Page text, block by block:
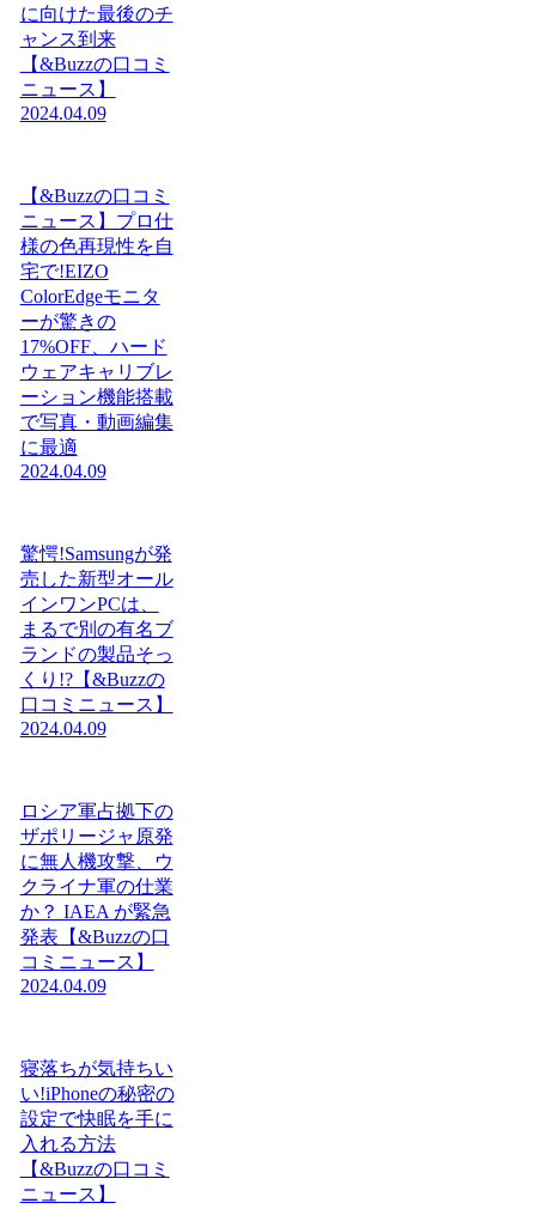
に向けた最後のチ
ャンス到来
【&Buzzの口コミ
ニュース】
2024.04.09
【&Buzzの口コミ
ニュース】プロ仕
様の色再現性を自
宅で!EIZO
ColorEdgeモニタ
ーが驚きの
17%OFF、ハード
ウェアキャリブレ
ーション機能搭載
で写真・動画編集
に最適
2024.04.09
驚愕!Samsungが発
売した新型オール
インワンPCは、
まるで別の有名ブ
ランドの製品そっ
くり!?【&Buzzの
口コミニュース】
2024.04.09
ロシア軍占拠下の
ザポリージャ原発
に無人機攻撃、ウ
クライナ軍の仕業
か？ IAEA が緊急
発表【&Buzzの口
コミニュース】
2024.04.09
寝落ちが気持ちい
い!iPhoneの秘密の
設定で快眠を手に
入れる方法
【&Buzzの口コミ
ニュース】